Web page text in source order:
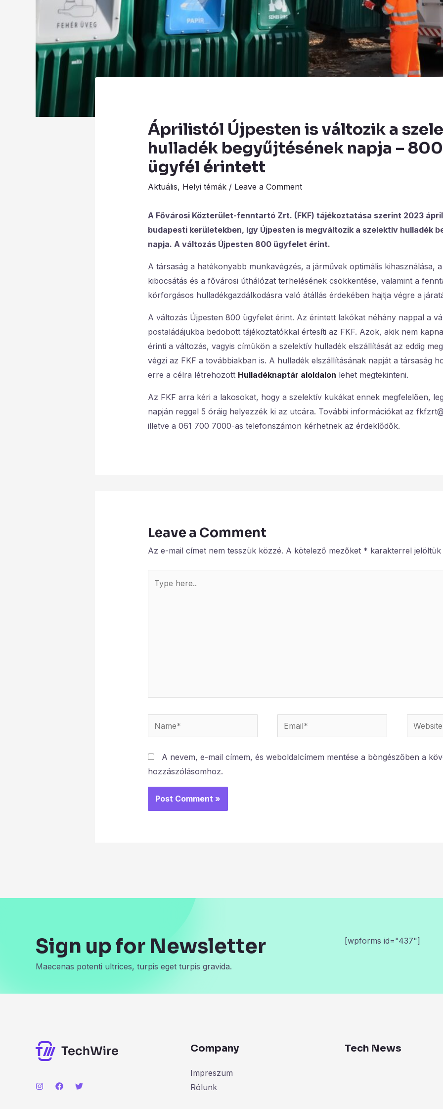
Áprilistól Újpesten is változik a
hulladék begyűjtésének napja –
ügyfél érintett
Aktuális, Helyi témák/ Leave a Comment
A Fővárosi Közterület-fenntartó Zrt. (FKF) tájékoztatása szerint 2023
budapesti kerületekben, így Újpesten is megváltozik a szelektív hulladék
napja. A változás Újpesten 800 ügyfelet érint.
A társaság a hatékonyabb munkavégzés, a járművek optimális kihasználása,
kibocsátás és a fővárosi úthálózat terhelésének csökkentése, valamint a
körforgásos hulladékgazdálkodásra való átállás érdekében hajtja végre a
A változás Újpesten 800 ügyfelet érint. Az érintett lakókat néhány nappal a
postaládájukba bedobott tájékoztatókkal értesíti az FKF. Azok, akik nem
érinti a változás, vagyis címükön a szelektív hulladék elszállítását az eddig
végzi az FKF a továbbiakban is. A hulladék elszállításának napját a társaság
erre a célra létrehozott Hulladéknaptár aloldalon lehet megtekinteni.
Az FKF arra kéri a lakosokat, hogy a szelektív kukákat ennek megfelelően,
napján reggel 5 óráig helyezzék ki az utcára. További információkat az
illetve a 061 700 7000-as telefonszámon kérhetnek az érdeklődők.
Leave a Comment
Az e-mail címet nem tesszük közzé. A kötelező mezőket * karakterrel jelöltük
here..
Name* Email* Website
A nevem, e-mail címem, és weboldalcímem mentése a böngészőben a
hozzászólásomhoz.
Sign up for Newsletter
Maecenas potenti ultrices, turpis eget turpis gravida.
[wpforms id="437"]
Company
Impreszum
Rólunk
Tech News